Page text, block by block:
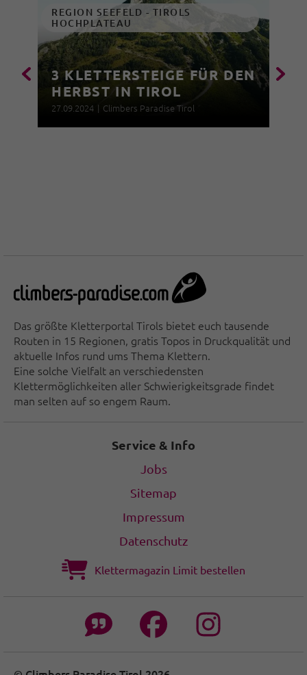
REGION SEEFELD - TIROLS
HOCHPLATEAU
3 KLETTERSTEIGE FÜR DEN
HERBST IN TIROL
27.09.2024 | Climbers Paradise Tirol
Das größte Kletterportal Tirols bietet euch tausende
Routen in 15 Regionen, gratis Topos in Druckqualität und
aktuelle Infos rund ums Thema Klettern.
Eine solche Vielfalt an verschiedensten
Klettermöglichkeiten aller Schwierigkeitsgrade findet
man selten auf so engem Raum.
Service & Info
Jobs
Sitemap
Impressum
Datenschutz
Klettermagazin Limit bestellen